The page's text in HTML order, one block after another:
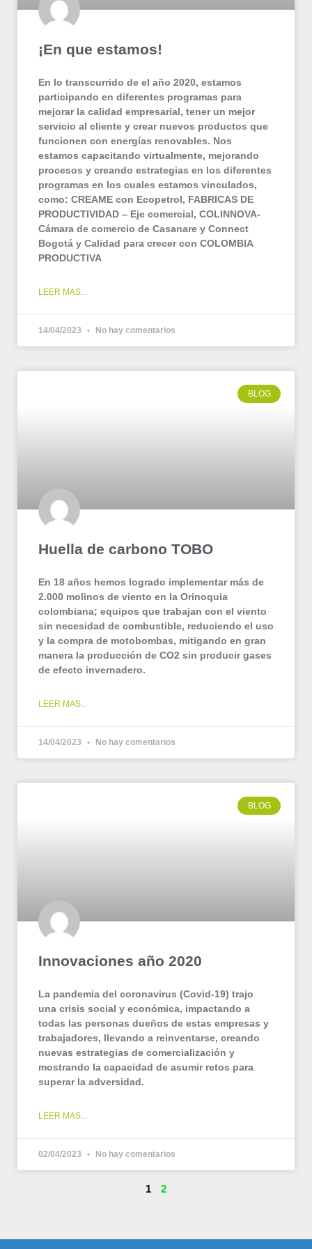
¡En que estamos!
En lo transcurrido de el año 2020, estamos
participando en diferentes programas para
mejorar la calidad empresarial, tener un mejor
servicio al cliente y crear nuevos productos que
funcionen con energías renovables. Nos
estamos capacitando virtualmente, mejorando
procesos y creando estrategias en los diferentes
programas en los cuales estamos vinculados,
como: CREAME con Ecopetrol, FABRICAS DE
PRODUCTIVIDAD – Eje comercial, COLINNOVA-
Cámara de comercio de Casanare y Connect
Bogotá y Calidad para crecer con COLOMBIA
PRODUCTIVA
LEER MAS...
14/04/2023 No hay comentarios
BLOG
Huella de carbono TOBO
En 18 años hemos logrado implementar más de
2.000 molinos de viento en la Orinoquia
colombiana; equipos que trabajan con el viento
sin necesidad de combustible, reduciendo el uso
y la compra de motobombas, mitigando en gran
manera la producción de CO2 sin producir gases
de efecto invernadero.
LEER MAS...
14/04/2023 No hay comentarios
BLOG
Innovaciones año 2020
La pandemia del coronavirus (Covid-19) trajo
una crisis social y económica, impactando a
todas las personas dueños de estas empresas y
trabajadores, llevando a reinventarse, creando
nuevas estrategias de comercialización y
mostrando la capacidad de asumir retos para
superar la adversidad.
LEER MAS...
02/04/2023 No hay comentarios
1 2